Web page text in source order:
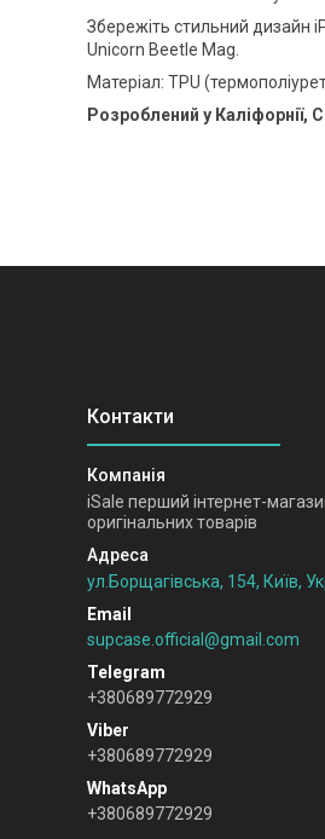
Збережіть стильний дизайн
Unicorn Beetle Mag.
Матеріал: TPU
Розроблений у Каліфорнії,
iSale перший інтернет-
оригінальних товарів
ул.Борщагівська, 154, Київ,
supcase.official@gmail.com
+380689772929
+380689772929
+380689772929